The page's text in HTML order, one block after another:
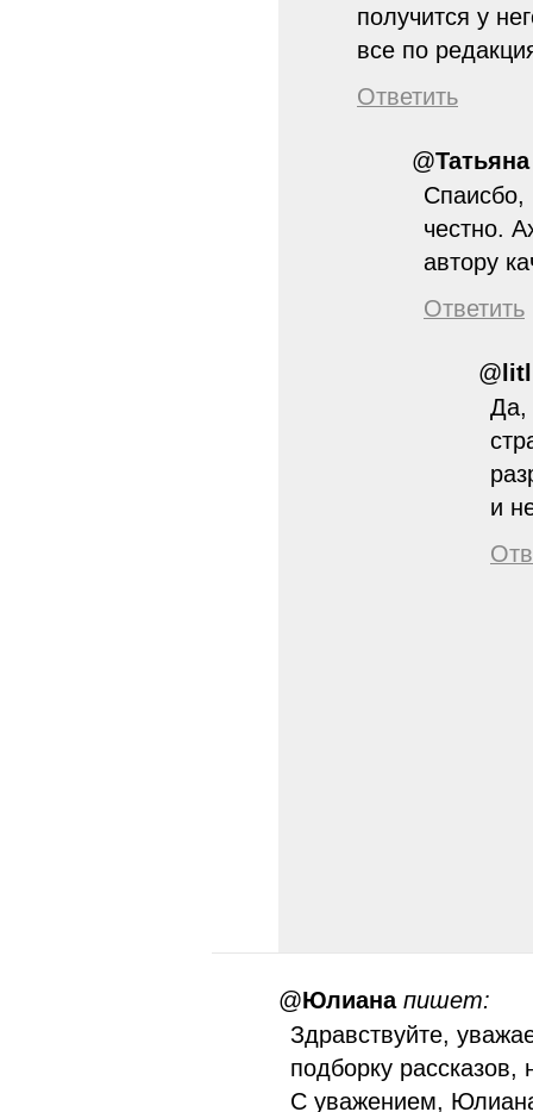
получится у
все по
Ответить
@Татьяна
Спаисбо,
честно.
автору
Ответить
@
Да,
и
@Юлиана пишет:
Здравствуйте,
подборку
С уважением,